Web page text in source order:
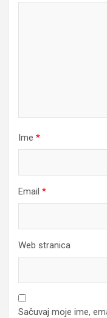
Ime *
Email *
Web stranica
Sačuvaj moje ime,